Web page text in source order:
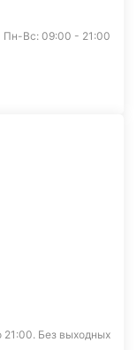
Пн-Вс: 09:00 - 21:00
Без выходных